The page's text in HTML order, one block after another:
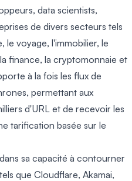
data scientists,
de divers secteurs tels
voyage, l'immobilier, le
finance, la cryptomonnaie et
à la fois les flux de
permettant aux
d'URL et de recevoir les
tarification basée sur le
sa capacité à contourner
que Cloudflare, Akamai,